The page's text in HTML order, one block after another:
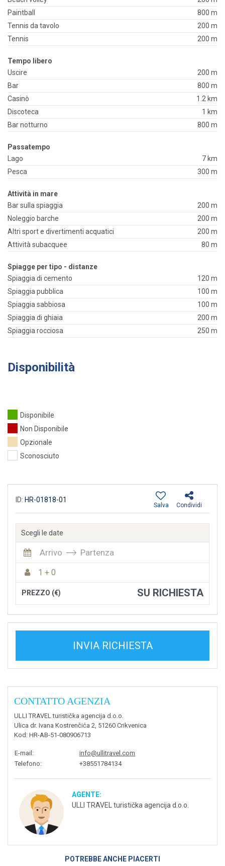
Paintball
800 m
Tennis da tavolo
200 m
Tennis
200 m
Tempo libero
Uscire
200 m
Bar
800 m
Casinò
1.2 km
Discoteca
1 km
Bar notturno
800 m
Passatempo
Lago
7 km
Pesca
300 m
Attività in mare
Bar sulla spiaggia
200 m
Noleggio barche
200 m
Altri sport e divertimenti acquatici
200 m
Attività subacquee
80 m
Spiagge per tipo - distanze
Spiaggia di cemento
120 m
Spiaggia pubblica
100 m
Spiaggia sabbiosa
100 m
Spiaggia di ghiaia
200 m
Spiaggia rocciosa
250 m
Disponibilità
Disponibile
Non Disponibile
Opzionale
Sconosciuto
ID: HR-01818-01
Condividi
Salva
Scegli le date
Arrivo Partenza
1 + 0
PREZZO (€) SU RICHIESTA
INVIA RICHIESTA
CONTATTO AGENZIA
ULLI TRAVEL turistička agencija d.o.o.
Ulica dr. Ivana Kostrenčića 2, 51260 Crikvenica
Kod : HR-AB-51-080906713
E-mail :
info@ullitravel.com
Telefono: +38551784134
AGENTE:
ULLI TRAVEL turistička agencija d.o.o.
POTREBBE ANCHE PIACERTI